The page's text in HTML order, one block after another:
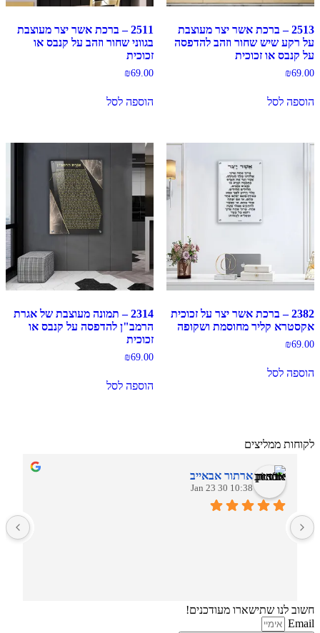
2513 – ברכת אשר יצר מעוצבת
על רקע שיש שחור וזהב להדפסה
על קנבס או זכוכית
₪69.00
הוספה לסל
2511 – ברכת אשר יצר מעוצבת
בגווני שחור וזהב על קנבס או
זכוכית
₪69.00
הוספה לסל
2382 – ברכת אשר יצר על זכוכית
אקסטרא קליר מחוסמת ושקופה
₪69.00
הוספה לסל
2314 – תמונה מעוצבת של אגרת
הרמב"ן להדפסה על קנבס או
זכוכית
₪69.00
הוספה לסל
לקוחות ממליצים
ארתור אבאייב
10:38 30 Jan 23
חשוב לנו שתישארו מעודכנים!
Email